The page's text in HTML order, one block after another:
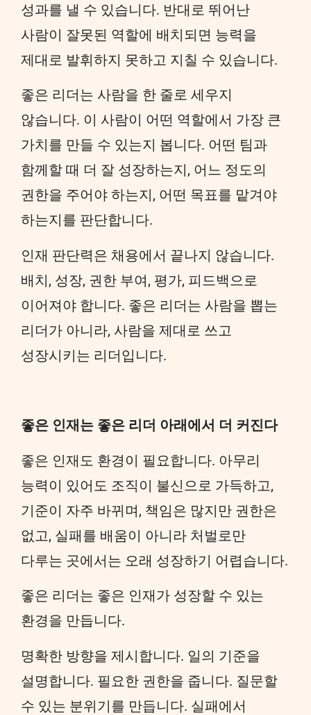
성과를 낼 수 있습니다. 반대로 뛰어난
사람이 잘못된 역할에 배치되면 능력을
제대로 발휘하지 못하고 지칠 수 있습니다.
좋은 리더는 사람을 한 줄로 세우지
않습니다. 이 사람이 어떤 역할에서 가장 큰
가치를 만들 수 있는지 봅니다. 어떤 팀과
함께할 때 더 잘 성장하는지, 어느 정도의
권한을 주어야 하는지, 어떤 목표를 맡겨야
하는지를 판단합니다.
인재 판단력은 채용에서 끝나지 않습니다.
배치, 성장, 권한 부여, 평가, 피드백으로
이어져야 합니다. 좋은 리더는 사람을 뽑는
리더가 아니라, 사람을 제대로 쓰고
성장시키는 리더입니다.
좋은 인재는 좋은 리더 아래에서 더 커진다
좋은 인재도 환경이 필요합니다. 아무리
능력이 있어도 조직이 불신으로 가득하고,
기준이 자주 바뀌며, 책임은 많지만 권한은
없고, 실패를 배움이 아니라 처벌로만
다루는 곳에서는 오래 성장하기 어렵습니다.
좋은 리더는 좋은 인재가 성장할 수 있는
환경을 만듭니다.
명확한 방향을 제시합니다. 일의 기준을
설명합니다. 필요한 권한을 줍니다. 질문할
수 있는 분위기를 만듭니다. 실패에서